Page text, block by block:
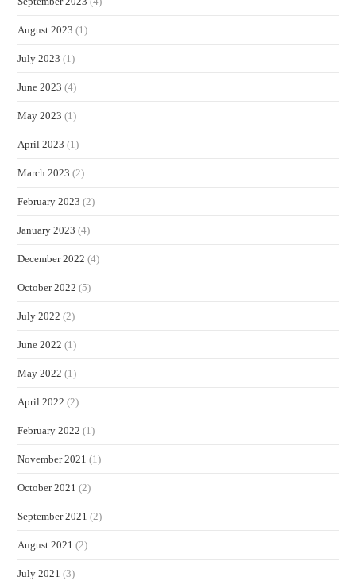
August 2023 (1)
July 2023 (1)
June 2023 (4)
May 2023 (1)
April 2023 (1)
March 2023 (2)
February 2023 (2)
January 2023 (4)
December 2022 (4)
October 2022 (5)
July 2022 (2)
June 2022 (1)
May 2022 (1)
April 2022 (2)
February 2022 (1)
November 2021 (1)
October 2021 (2)
September 2021 (2)
August 2021 (2)
July 2021 (3)